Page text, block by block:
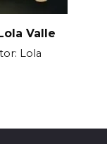
Valle
Lola